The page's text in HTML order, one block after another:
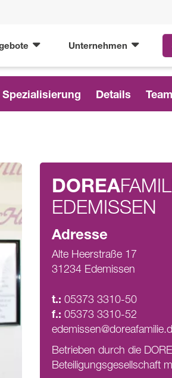
Unternehmen
Spezialisierung Details Team
DOREA
EDEMISSEN
Adresse
Alte Heerstraße 17
31234 Edemissen
t.: 05373 3310-50
f.: 05373 3310-52
Betrieben durch die
Beteiligungsgesellschaft